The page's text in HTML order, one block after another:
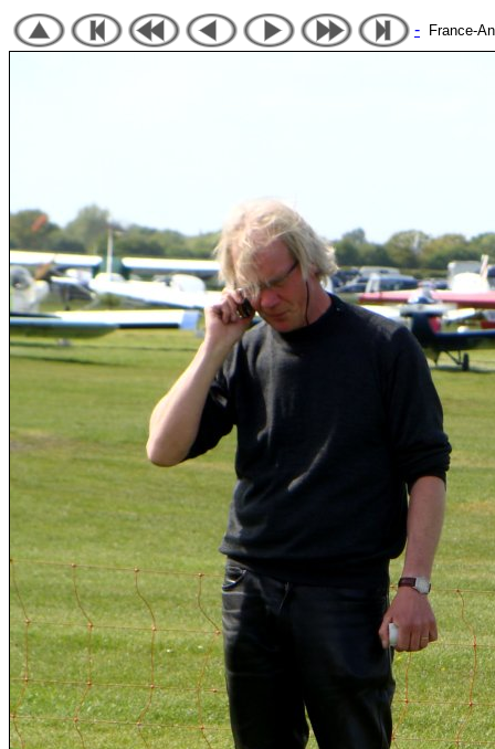
- France-